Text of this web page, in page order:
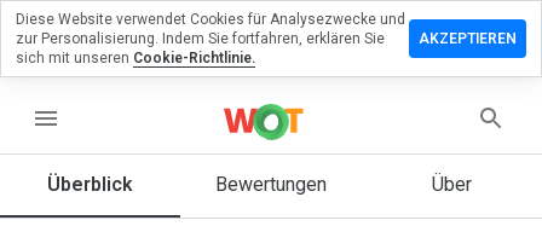
menu
Überblick Bewertungen Über
eine
Diese Website verwendet Cookies für Analysezwecke und
zur Personalisierung. Indem Sie fortfahren, erklären Sie
sich mit unseren Cookie-Richtlinie.
AKZEPTIEREN